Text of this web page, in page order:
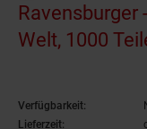
Ravensburger
Welt, 1000
Verfügbarkeit:
Lieferzeit: